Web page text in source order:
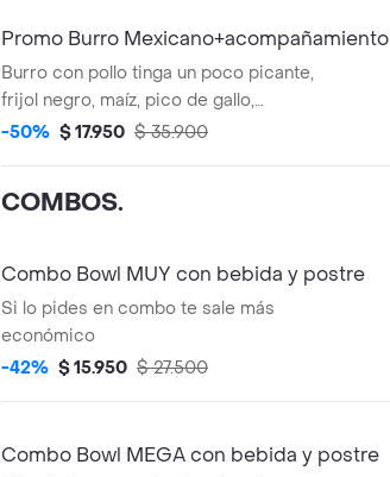
Promo Burro Mexicano+acompañamiento
Burro con pollo tinga un poco picante,
frijol negro, maíz, pico de gallo,
guacamole y arroz blanco en tortilla de
adicional.
-50% $ 17.950 $ 35.900
COMBOS.
Combo Bowl MUY con bebida y postre
Si lo pides en combo te sale más
económico
-42% $ 15.950 $ 27.500
Combo Bowl MEGA con bebida y postre